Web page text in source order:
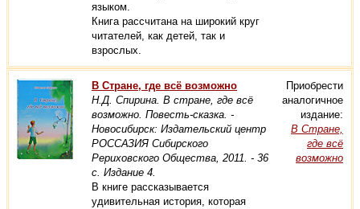
языком.
Книга рассчитана на широкий круг
читателей, как детей, так и
взрослых.
В Стране, где всё возможно
Н.Д. Спирина. В стране, где всё
возможно. Повесть-сказка. -
Новосибирск: Издательский центр
РОССАЗИЯ Сибирского
Рериховского Общества, 2011. - 36
с. Издание 4.
В книге рассказывается
удивительная история, которая
Приобрести
аналогичное
издание:
В Стране,
где всё
возможно